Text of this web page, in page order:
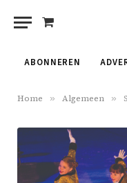
Shopping
ABONNEREN
Home » Algemeen »